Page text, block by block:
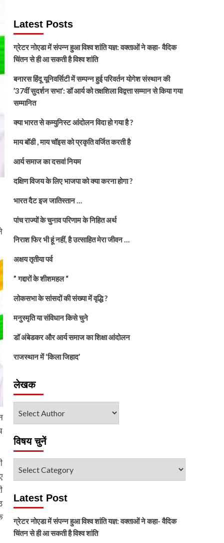
Latest Posts
ग्रेटर नोएडा में संपन्न हुआ विश्व शांति यज्ञ: वक्ताओं ने कहा- वैदिक
चिंतन से ही आ सकती है विश्व शांति
बनारस हिंदू यूनिवर्सिटी में सम्पन्न हुई परिवर्तन योगेश संस्थान की
’37वीं सुदर्शन सभा’: डॉ आर्य को तक्षशिला विद्वत्ता सम्मान से किया गया
सम्मानित
क्या भारत से कम्युनिस्ट आंदोलन विदा हो गया है ?
माय बॉडी , माय चॉइस को प्रकृति वर्जित करती है
आर्य समाज का दसवां नियम
दक्षिण विजय के लिए भाजपा को क्या करना होगा ?
भारत दैट इज जातिस्तान …
पांच राज्यों के चुनाव परिणाम के निहित अर्थ
निराश फिर भी हूं नहीं, है उत्साहित मेरा जीवन …
अक्षय तृतीया पर्व
” गद्दारों के शीशमहल “
लोकसभा के सांसदों की संख्या में वृद्धि ?
मनुस्मृति या संविधान किसे चुने
डॉ अंबेडकर और आर्य समाज का शिक्षा आंदोलन
राजस्थान में ‘किला जिहाद’
लेखक
विषय चुनें
Latest Post
ग्रेटर नोएडा में संपन्न हुआ विश्व शांति यज्ञ: वक्ताओं ने कहा- वैदिक
चिंतन से ही आ सकती है विश्व शांति